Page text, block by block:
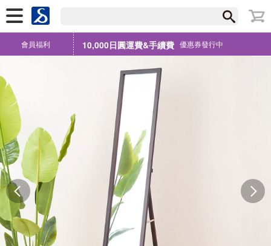
會員福利 10,000日圓運費&手續費 優惠券發行中